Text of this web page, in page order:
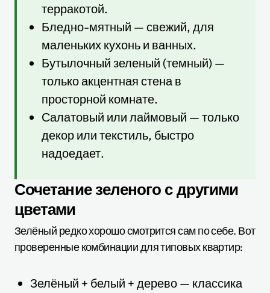
терракотой.
Бледно-мятный — свежий, для
маленьких кухонь и ванных.
Бутылочный зеленый (темный) —
только акцентная стена в
просторной комнате.
Салатовый или лаймовый — только
декор или текстиль, быстро
надоедает.
Сочетание зеленого с другими
цветами
Зелёный редко хорошо смотрится сам по себе. Вот
проверенные комбинации для типовых квартир:
Зелёный + белый + дерево — классика